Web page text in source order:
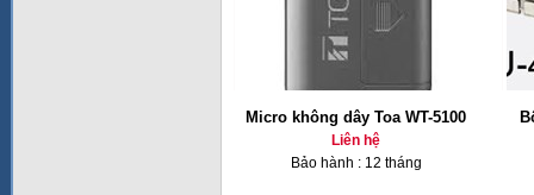
Micro không dây Toa WT-5100
Liên hệ
Bảo hành : 12 tháng